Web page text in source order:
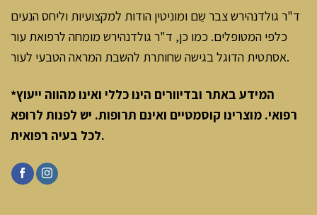
ד"ר גולדנהירש צבר שֵם ומוניטין הודות למקצועיות וליחס הנעים
כלפי המטופלים. כמו כן, ד"ר גולדנהירש מומחה לרפואת עור
אסתטית הדוגל בגישה שחותרת להשבת המראה הטבעי לעור.
*המידע באתר ובדיוורים הינו כללי ואינו מהווה ייעוץ
רפואי. מוצרינו קוסמטיים ואינם תרופות. יש לפנות לרופא
לכל בעיה רפואית.